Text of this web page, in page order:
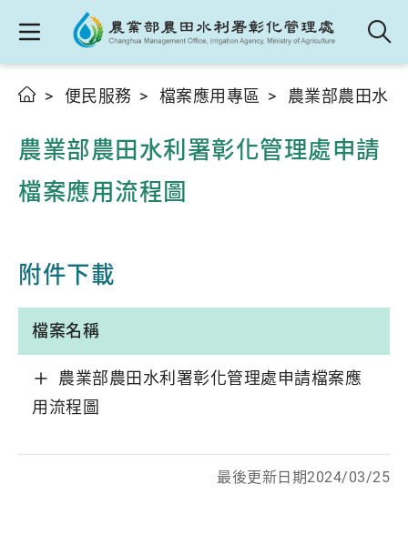
便民服務 檔案應用專區 農業部農田水
農業部農田水利署彰化管理處申請
檔案應用流程圖
附件下載
檔案名稱
農業部農田水利署彰化管理處申請檔案應
用流程圖
最後更新日期2024/03/25